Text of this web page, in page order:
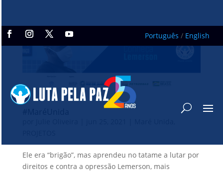
Português / English
Ele era “brigão”, mas aprendeu no tatame a lutar por
direitos e contra a opressão Lemerson, mais